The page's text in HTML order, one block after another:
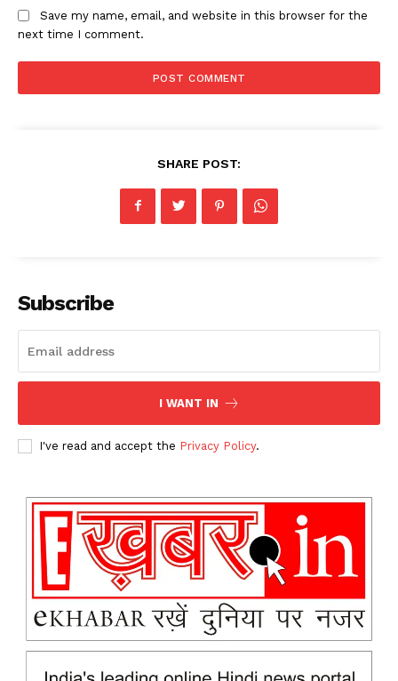
News Week
Magazine PRO
Save my name, email, and website in this browser for the
next time I comment.
SHARE POST:
Subscribe
I WANT IN
I've read and accept the Privacy Policy.